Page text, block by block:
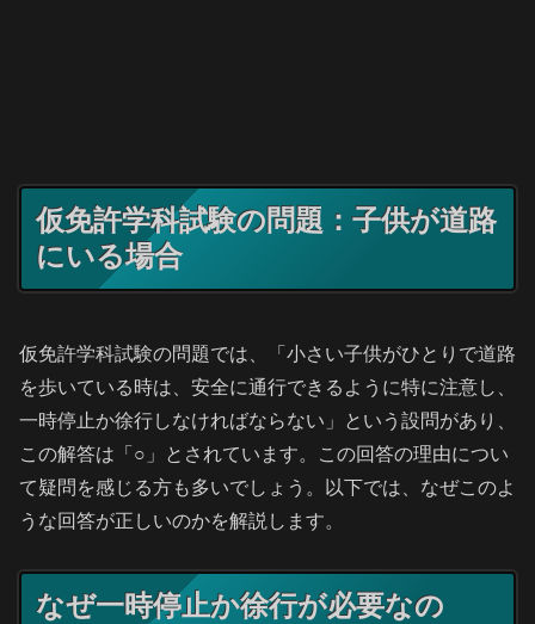
仮免許学科試験の問題：子供が道路
にいる場合
仮免許学科試験の問題では、「小さい子供がひとりで道路
を歩いている時は、安全に通行できるように特に注意し、
一時停止か徐行しなければならない」という設問があり、
この解答は「○」とされています。この回答の理由につい
て疑問を感じる方も多いでしょう。以下では、なぜこのよ
うな回答が正しいのかを解説します。
なぜ一時停止か徐行が必要なの